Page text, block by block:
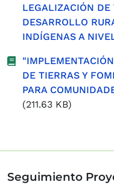
LEGALIZACIÓN DE
DESARROLLO
INDÍGENAS A
DE TIERRAS Y
PARA
(211.63 KB)
Seguimiento